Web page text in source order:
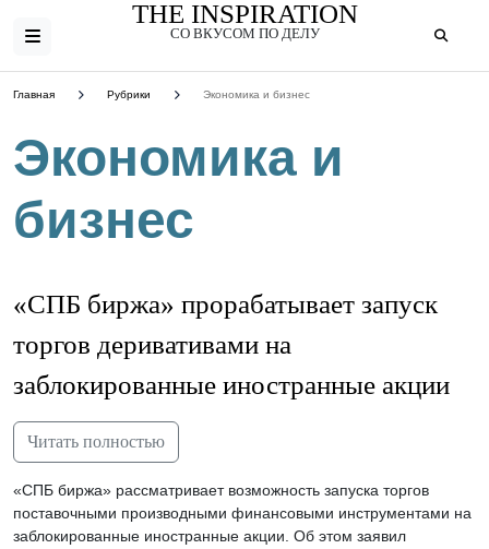
THE INSPIRATION
СО ВКУСОМ ПО ДЕЛУ
Главная Рубрики Экономика и бизнес
Экономика и
бизнес
«СПБ биржа» прорабатывает запуск
торгов деривативами на
заблокированные иностранные акции
Читать полностью
«СПБ биржа» рассматривает возможность запуска торгов
поставочными производными финансовыми инструментами на
заблокированные иностранные акции. Об этом заявил